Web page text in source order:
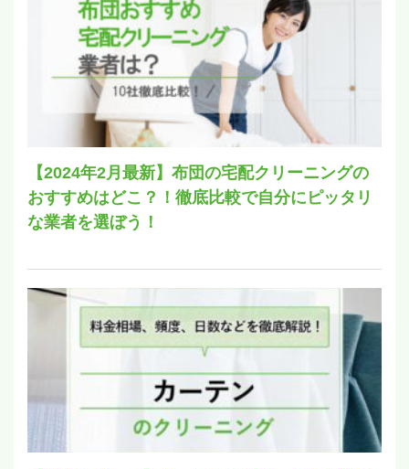
【2024年2月最新】布団の宅配クリーニングの
おすすめはどこ？！徹底比較で自分にピッタリ
な業者を選ぼう！